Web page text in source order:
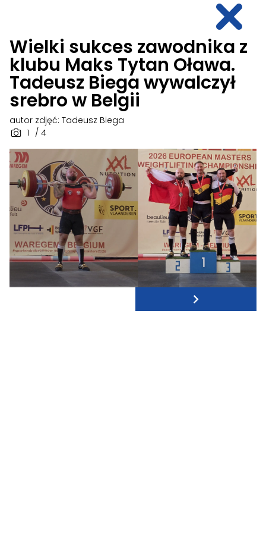
Wielki sukces zawodnika z
klubu Maks Tytan Oława.
Tadeusz Biega wywalczył
srebro w Belgii
1 / 4
autor zdjęć: Tadeusz Biega